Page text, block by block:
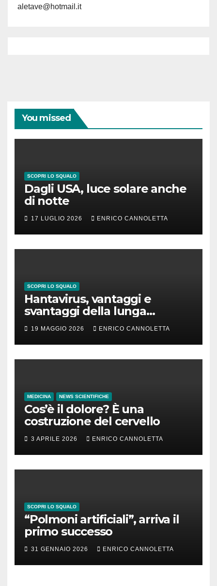
aletave@hotmail.it
You missed
SCOPRI LO SQUALO
Dagli USA, luce solare anche
di notte
17 LUGLIO 2026 ENRICO CANNOLETTA
SCOPRI LO SQUALO
Hantavirus, vantaggi e
svantaggi della lunga
incubazione
19 MAGGIO 2026 ENRICO CANNOLETTA
MEDICINA NEWS SCIENTIFICHE
Cos’è il dolore? È una
costruzione del cervello
3 APRILE 2026 ENRICO CANNOLETTA
SCOPRI LO SQUALO
“Polmoni artificiali”, arriva il
primo successo
31 GENNAIO 2026 ENRICO CANNOLETTA